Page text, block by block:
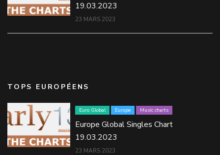
19.03.2023
23 MARS 2023
TOPS EUROPÉENS
Euro Global Europe Music charts
Europe Global Singles Chart
19.03.2023
23 MARS 2023